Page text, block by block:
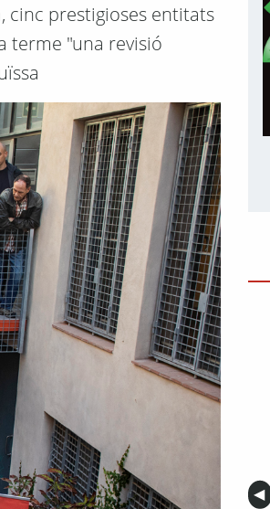
cinc prestigioses entitats
terme "una revisió
◀︎